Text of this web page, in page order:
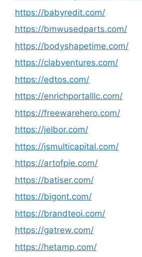
https://babyredit.com/
https://bmwusedparts.com/
https://bodyshapetime.com/
https://clabventures.com/
https://edtos.com/
https://enrichportalllc.com/
https://freewarehero.com/
https://jelbor.com/
https://jsmulticapital.com/
https://artofpie.com/
https://batiser.com/
https://bigont.com/
https://brandteoi.com/
https://gatrew.com/
https://hetamp.com/